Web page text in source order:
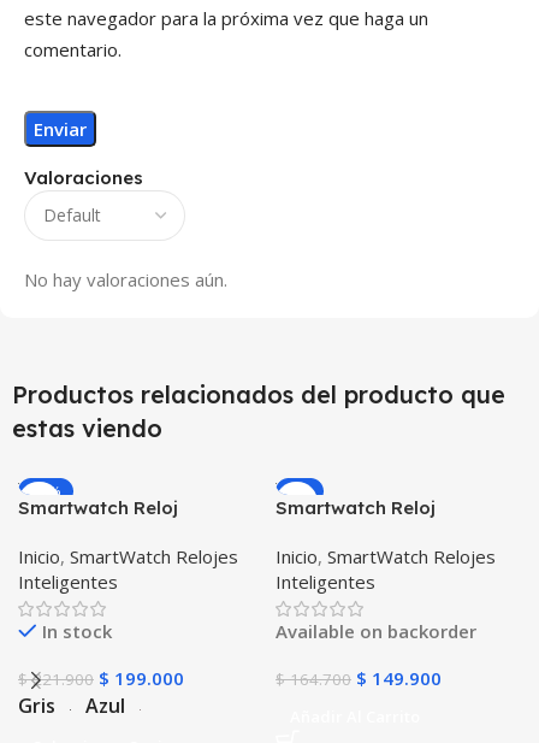
Valoraciones
No hay valoraciones aún.
este navegador para la próxima vez que haga un
comentario.
Productos relacionados del producto que
estas viendo
-10%
Smartwatch Reloj
WATCH™ (KW37 PRO) Mide
Temperatura Presión
Arterial y Ritmo Cardíaco
Inicio, SmartWatch Relojes
Inteligentes
In stock
$221.900 $ 199.000
Gris Azul
-9%
Smartwatch Reloj
WATCH BLACK™ (PK W34
Iwo 10 12) Compatible
Android y iPhone
Inicio, SmartWatch Relojes
Inteligentes
Available on backorder
$164.700 $ 149.900